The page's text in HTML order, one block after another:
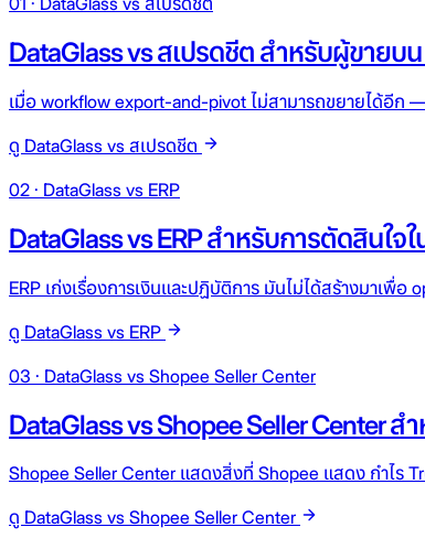
DataGlass vs สเปรดชีต สำหรับผู้ขายบ
เมื่อ workflow export-and-pivot ไม่สามารถขยายได้อีก
ดู DataGlass vs สเปรดชีต
02 · DataGlass vs ERP
DataGlass vs ERP สำหรับการตัดสินใจ
ERP เก่งเรื่องการเงินและปฏิบัติการ มันไม่ได้สร้างมาเพื่อ
ดู DataGlass vs ERP
03 · DataGlass vs Shopee Seller Center
DataGlass vs Shopee Seller Center
Shopee Seller Center แสดงสิ่งที่ Shopee แสดง กำไร
ดู DataGlass vs Shopee Seller Center